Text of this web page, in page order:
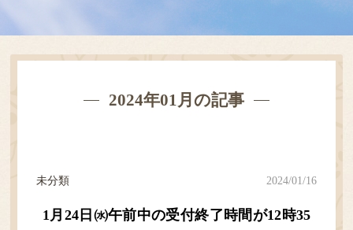
2024年01月の記事
1月24日㈬午前中の受付終了時間が12時35
未分類 2024/01/16